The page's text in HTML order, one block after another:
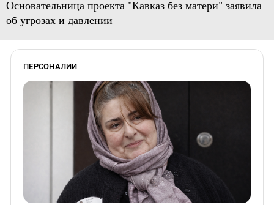
Основательница проекта "Кавказ без матери" заявила
об угрозах и давлении
ПЕРСОНАЛИИ